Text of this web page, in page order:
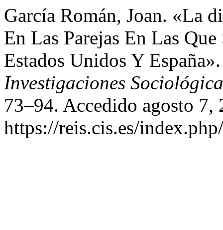
García Román, Joan. «La
En Las Parejas En Las
Estados Unidos Y
Investigaciones
73–94. Accedido agosto 7,
https://reis.cis.es/